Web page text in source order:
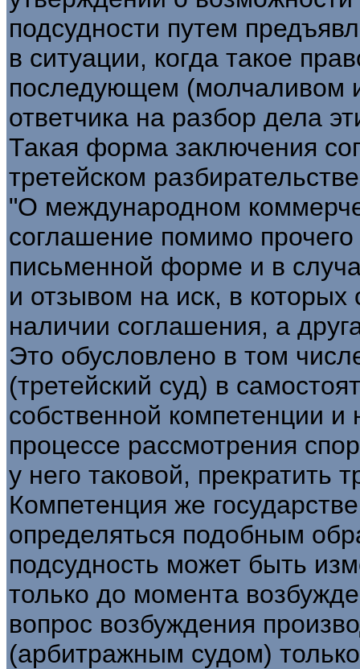
подсудности путем
в ситуации, когда такое
последующем (молчаливом
ответчика на разбор дела
Такая форма заключения
третейском
"О международном
соглашение помимо
письменной форме и в
и отзывом на иск, в которых
наличии соглашения, а
Это обусловлено в том
(третейский суд) в
собственной компетенции
процессе рассмотрения
у него таковой, прекратить
Компетенция же
определяться подобным
подсудность может быть
только до момента
вопрос возбуждения
(арбитражным судом)